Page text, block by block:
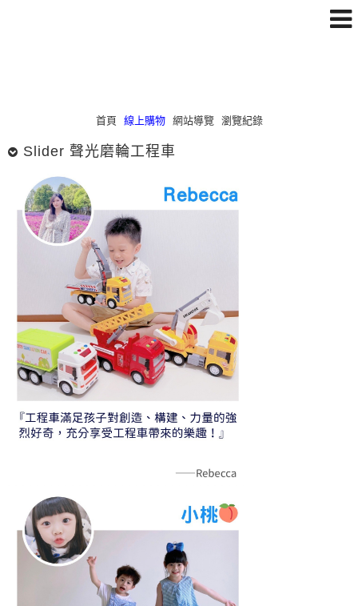
首頁 線上購物 網站導覽 瀏覽紀錄
Slider 聲光磨輪工程車